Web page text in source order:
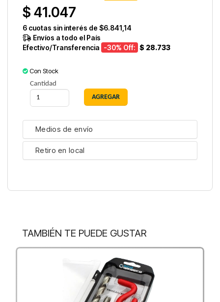
$ 41.047
6 cuotas sin interés de $6.841,14
Envíos a todo el País
Efectivo/Transferencia -30% Off: $ 28.733
Con Stock
Cantidad
Medios de envío
Retiro en local
TAMBIÉN TE PUEDE GUSTAR